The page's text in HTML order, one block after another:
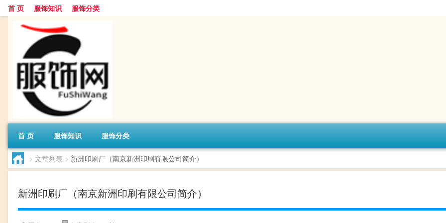
首 页 服饰知识 服饰分类
首 页 服饰知识 服饰分类
> 文章列表 > 新洲印刷厂（南京新洲印刷有限公司简介）
新洲印刷厂（南京新洲印刷有限公司简介）